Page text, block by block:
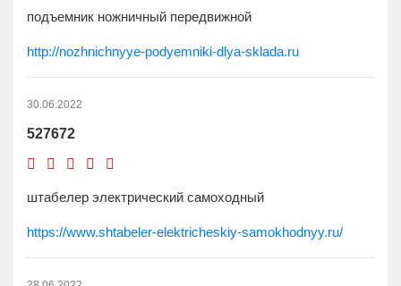
подъемник ножничный передвижной
http://nozhnichnyye-podyemniki-dlya-sklada.ru
30.06.2022
527672
штабелер электрический самоходный
https://www.shtabeler-elektricheskiy-samokhodnyy.ru/